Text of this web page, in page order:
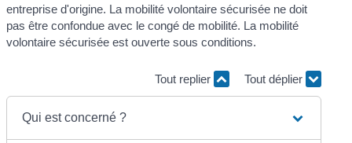
entreprise d'origine. La mobilité volontaire sécurisée ne doit
pas être confondue avec le congé de mobilité. La mobilité
volontaire sécurisée est ouverte sous conditions.
Tout replier Tout déplier
Qui est concerné ?